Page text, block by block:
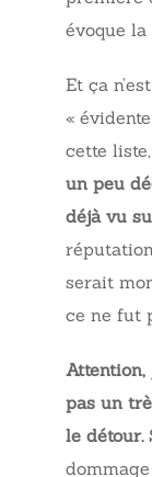
évoque
Et ça
«
cette
un peu
déjà vu
serait
ce ne fut
Attention,
pas un
le détour.